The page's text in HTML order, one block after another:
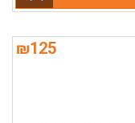
₪125